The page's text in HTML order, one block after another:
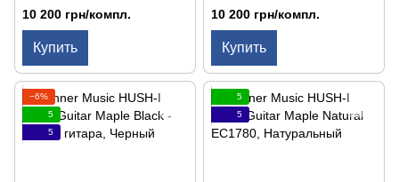
набор
10 200 грн/компл.
Купить
Гитарный набор
10 200 грн/компл.
Купить
−6%
5
5
5
5